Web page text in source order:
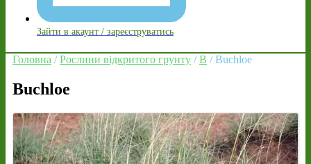
Зайти в акаунт / зареєструватись
Головна /Рослини відкритого грунту /B / Buchloe
Buchloe